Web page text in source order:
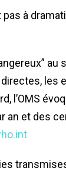
à
les
l’OMS
an et des